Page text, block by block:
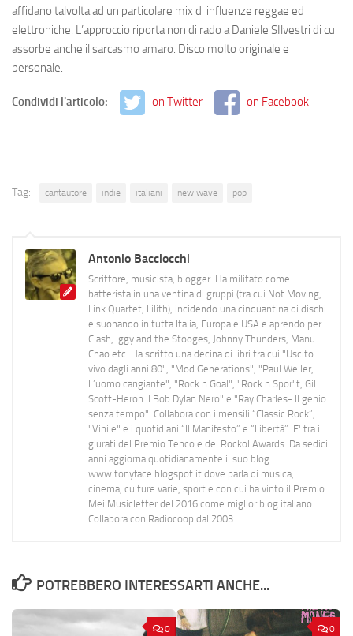
affidano talvolta ad un particolare mix di influenze reggae ed
elettroniche. L’approccio riporta non di rado a Daniele SIlvestri di cui
assorbe anche il sarcasmo amaro. Disco molto originale e
personale.
Condividi l'articolo: on Twitter on Facebook
Tag: cantautore indie italiani new wave pop
Antonio Bacciocchi
Scrittore, musicista, blogger. Ha militato come
batterista in una ventina di gruppi (tra cui Not Moving,
Link Quartet, Lilith), incidendo una cinquantina di dischi
e suonando in tutta Italia, Europa e USA e aprendo per
Clash, Iggy and the Stooges, Johnny Thunders, Manu
Chao etc. Ha scritto una decina di libri tra cui "Uscito
vivo dagli anni 80", "Mod Generations", "Paul Weller,
L’uomo cangiante", "Rock n Goal", "Rock n Spor"t, Gil
Scott-Heron Il Bob Dylan Nero" e "Ray Charles- Il genio
senza tempo". Collabora con i mensili “Classic Rock”,
"Vinile" e i quotidiani “Il Manifesto” e “Libertà”. E' tra i
giurati del Premio Tenco e del Rockol Awards. Da sedici
anni aggiorna quotidianamente il suo blog
www.tonyface.blogspot.it dove parla di musica,
cinema, culture varie, sport e con cui ha vinto il Premio
Mei Musicletter del 2016 come miglior blog italiano.
Collabora con Radiocoop dal 2003.
POTREBBERO INTERESSARTI ANCHE...
0 0